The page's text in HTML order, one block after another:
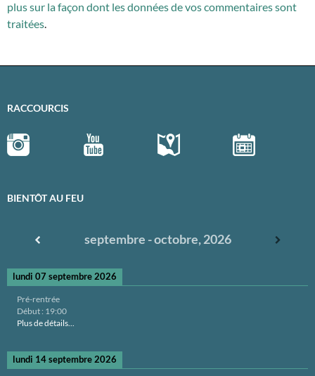
plus sur la façon dont les données de vos commentaires sont
traitées.
RACCOURCIS
BIENTÔT AU FEU
septembre - octobre, 2026
lundi 07 septembre 2026
Pré-rentrée
Début : 19:00
Plus de détails...
lundi 14 septembre 2026